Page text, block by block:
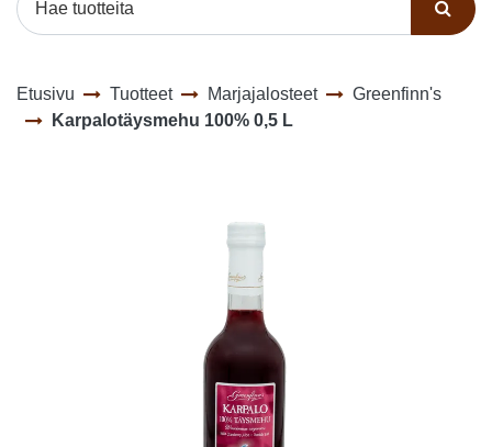
Etusivu Tuotteet Marjajalosteet
Greenfinn's
Karpalotäysmehu 100% 0,5 L